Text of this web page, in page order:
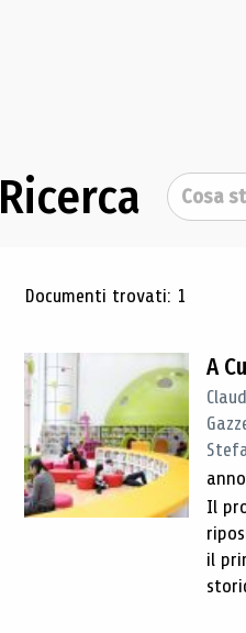
Ricerca Cerca
Risultati di
Documenti trovati: 1
A
Il
il